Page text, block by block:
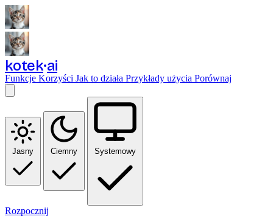
kotek ai
Funkcje Korzyści Jak to działa Przykłady użycia Porównaj
Jasny Ciemny Systemowy
Rozpocznij